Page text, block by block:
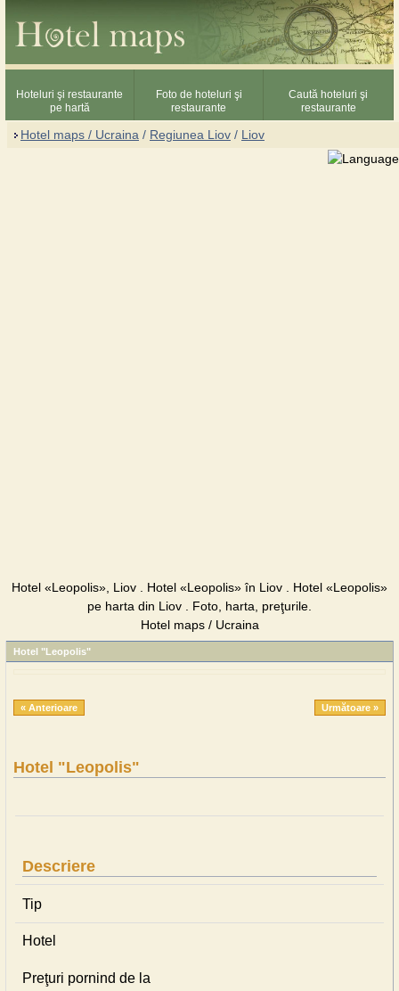
Hoteluri şi restaurante
pe hartă
Foto de hoteluri şi
restaurante
Caută hoteluri şi
restaurante
Hotel maps / Ucraina / Regiunea Liov / Liov
Hotel «Leopolis», Liov . Hotel «Leopolis» în Liov . Hotel «Leopolis»
pe harta din Liov . Foto, harta, preţurile.
Hotel maps / Ucraina
Hotel "Leopolis"
« Anterioare Următoare »
Hotel "Leopolis"
Descriere
Tip
Hotel
Preţuri pornind de la